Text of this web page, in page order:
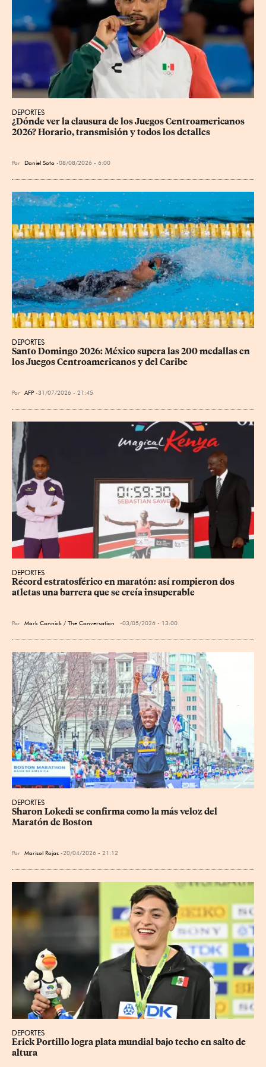
DEPORTES
¿Dónde ver la clausura de los Juegos Centroamericanos
2026? Horario, transmisión y todos los detalles
Por Daniel Soto 08/08/2026 - 6:00
DEPORTES
Santo Domingo 2026: México supera las 200 medallas en
los Juegos Centroamericanos y del Caribe
Por AFP 31/07/2026 - 21:45
DEPORTES
Récord estratosférico en maratón: así rompieron dos
atletas una barrera que se creía insuperable
Por Mark Connick / The Conversation 03/05/2026 - 13:00
DEPORTES
Sharon Lokedi se confirma como la más veloz del
Maratón de Boston
Por Marisol Rojas 20/04/2026 - 21:12
DEPORTES
Erick Portillo logra plata mundial bajo techo en salto de
altura